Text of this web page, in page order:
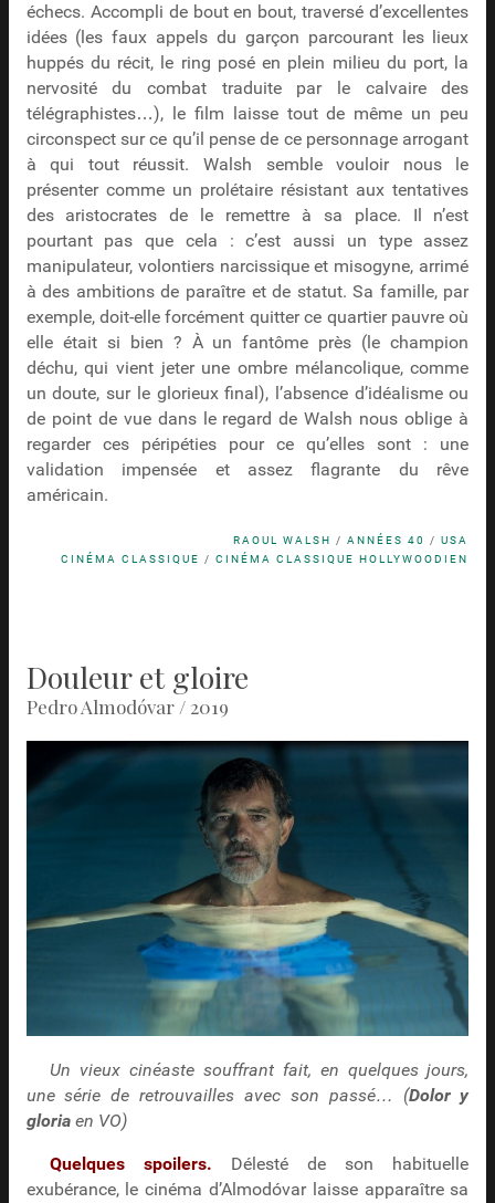
échecs. Accompli de bout en bout, traversé d’excellentes
idées (les faux appels du garçon parcourant les lieux
huppés du récit, le ring posé en plein milieu du port, la
nervosité du combat traduite par le calvaire des
télégraphistes…), le film laisse tout de même un peu
circonspect sur ce qu’il pense de ce personnage arrogant
à qui tout réussit. Walsh semble vouloir nous le
présenter comme un prolétaire résistant aux tentatives
des aristocrates de le remettre à sa place. Il n’est
pourtant pas que cela : c’est aussi un type assez
manipulateur, volontiers narcissique et misogyne, arrimé
à des ambitions de paraître et de statut. Sa famille, par
exemple, doit-elle forcément quitter ce quartier pauvre où
elle était si bien ? À un fantôme près (le champion
déchu, qui vient jeter une ombre mélancolique, comme
un doute, sur le glorieux final), l’absence d’idéalisme ou
de point de vue dans le regard de Walsh nous oblige à
regarder ces péripéties pour ce qu’elles sont : une
validation impensée et assez flagrante du rêve
américain.
RAOUL WALSH /ANNÉES 40 /USA
CINÉMA CLASSIQUE /CINÉMA CLASSIQUE HOLLYWOODIEN
Douleur et gloire
Pedro Almodóvar / 2019
Un vieux cinéaste souffrant fait, en quelques jours,
une série de retrouvailles avec son passé… (Dolor y
gloriaen VO)
Quelques spoilers. Délesté de son habituelle
exubérance, le cinéma d’Almodóvar laisse apparaître sa